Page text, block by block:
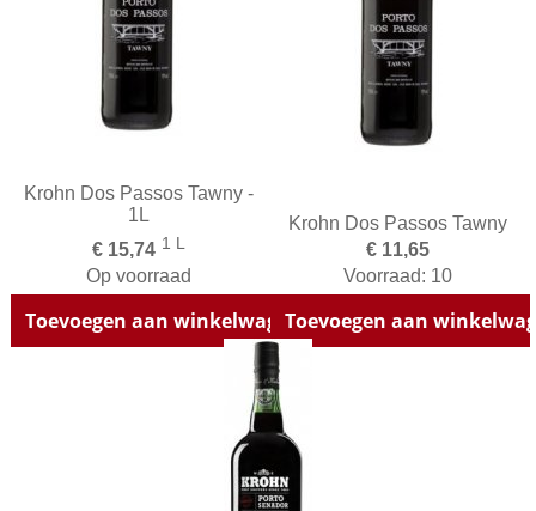
Krohn Dos Passos Tawny -
1L
€ 15,74 1 L
Op voorraad
Toevoegen aan winkelwagen
Krohn Dos Passos Tawny
€ 11,65
Voorraad: 10
Toevoegen aan